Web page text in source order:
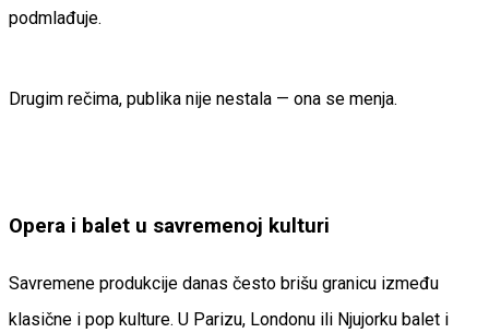
podmlađuje.
Drugim rečima, publika nije nestala — ona se menja.
Opera i balet u savremenoj kulturi
Savremene produkcije danas često brišu granicu između
klasične i pop kulture. U Parizu, Londonu ili Njujorku balet i